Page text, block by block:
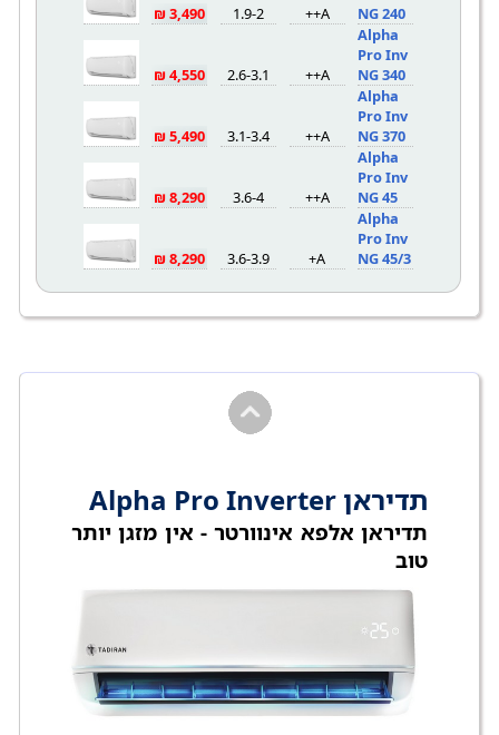
NG 240
A++
1.9-2
3,490 ₪
Alpha
Pro Inv
NG 340
A++
2.6-3.1
4,550 ₪
Alpha
Pro Inv
NG 370
A++
3.1-3.4
5,490 ₪
Alpha
Pro Inv
NG 45
A++
3.6-4
8,290 ₪
Alpha
Pro Inv
NG 45/3
A+
3.6-3.9
8,290 ₪
תדיראן Alpha Pro Inverter
תדיראן אלפא אינוורטר - אין מזגן יותר
טוב